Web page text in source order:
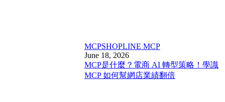
MCPSHOPLINE MCP
June 18, 2026
MCP是什麼？電商 AI 轉型策略！學識
MCP 如何幫網店業績翻倍